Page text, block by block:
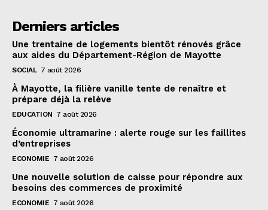
Derniers articles
Une trentaine de logements bientôt rénovés grâce
aux aides du Département-Région de Mayotte
SOCIAL 7 août 2026
À Mayotte, la filière vanille tente de renaître et
prépare déjà la relève
EDUCATION 7 août 2026
Économie ultramarine : alerte rouge sur les faillites
d’entreprises
ECONOMIE 7 août 2026
Une nouvelle solution de caisse pour répondre aux
besoins des commerces de proximité
ECONOMIE 7 août 2026